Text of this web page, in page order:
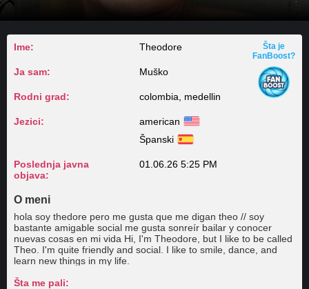
Ime: Theodore
Ja sam: Muško
Rodni grad: colombia, medellin
Jezici:
american
Španski
Poslednja javna
objava:
01.06.26 5:25 PM
Šta je
FanBoost?
O meni
hola soy thedore pero me gusta que me digan theo // soy
bastante amigable social me gusta sonreír bailar y conocer
nuevas cosas en mi vida Hi, I'm Theodore, but I like to be called
Theo. I'm quite friendly and social. I like to smile, dance, and
learn new things in my life.
Šta me pali: